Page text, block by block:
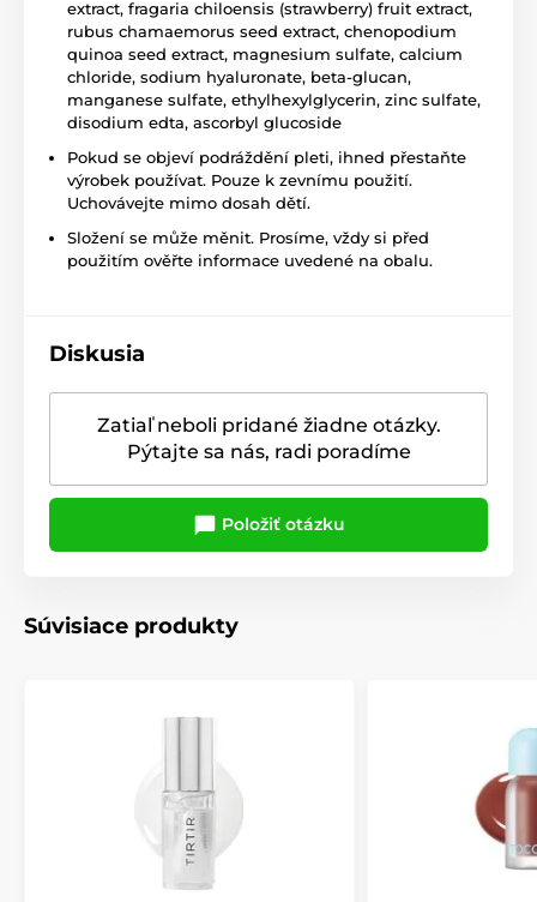
extract, fragaria chiloensis (strawberry) fruit extract,
rubus chamaemorus seed extract, chenopodium
quinoa seed extract, magnesium sulfate, calcium
chloride, sodium hyaluronate, beta-glucan,
manganese sulfate, ethylhexylglycerin, zinc sulfate,
disodium edta, ascorbyl glucoside
Pokud se objeví podráždění pleti, ihned přestaňte
výrobek používat. Pouze k zevnímu použití.
Uchovávejte mimo dosah dětí.
Složení se může měnit. Prosíme, vždy si před
použitím ověřte informace uvedené na obalu.
Diskusia
Zatiaľ neboli pridané žiadne otázky.
Pýtajte sa nás, radi poradíme
Položiť otázku
Súvisiace produkty